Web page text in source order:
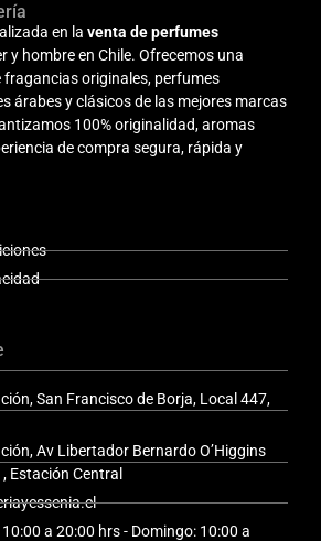
en la venta de perfumes
y hombre en Chile. Ofrecemos una
fragancias originales, perfumes
árabes y clásicos de las mejores marcas
100% originalidad, aromas
de compra segura, rápida y
San Francisco de Borja, Local 447,
Av Libertador Bernardo O’Higgins
Estación Central
a 20:00 hrs - Domingo: 10:00 a